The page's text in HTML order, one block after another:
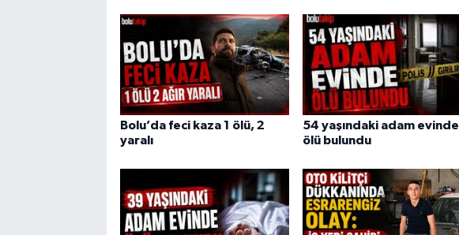
Bolu’da feci kaza 1 ölü, 2
yaralı
54 yaşındaki adam evinde
ölü bulundu